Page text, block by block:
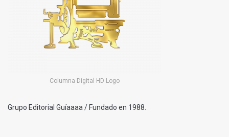
Columna Digital HD Logo
Grupo Editorial Guíaaaa / Fundado en 1988.